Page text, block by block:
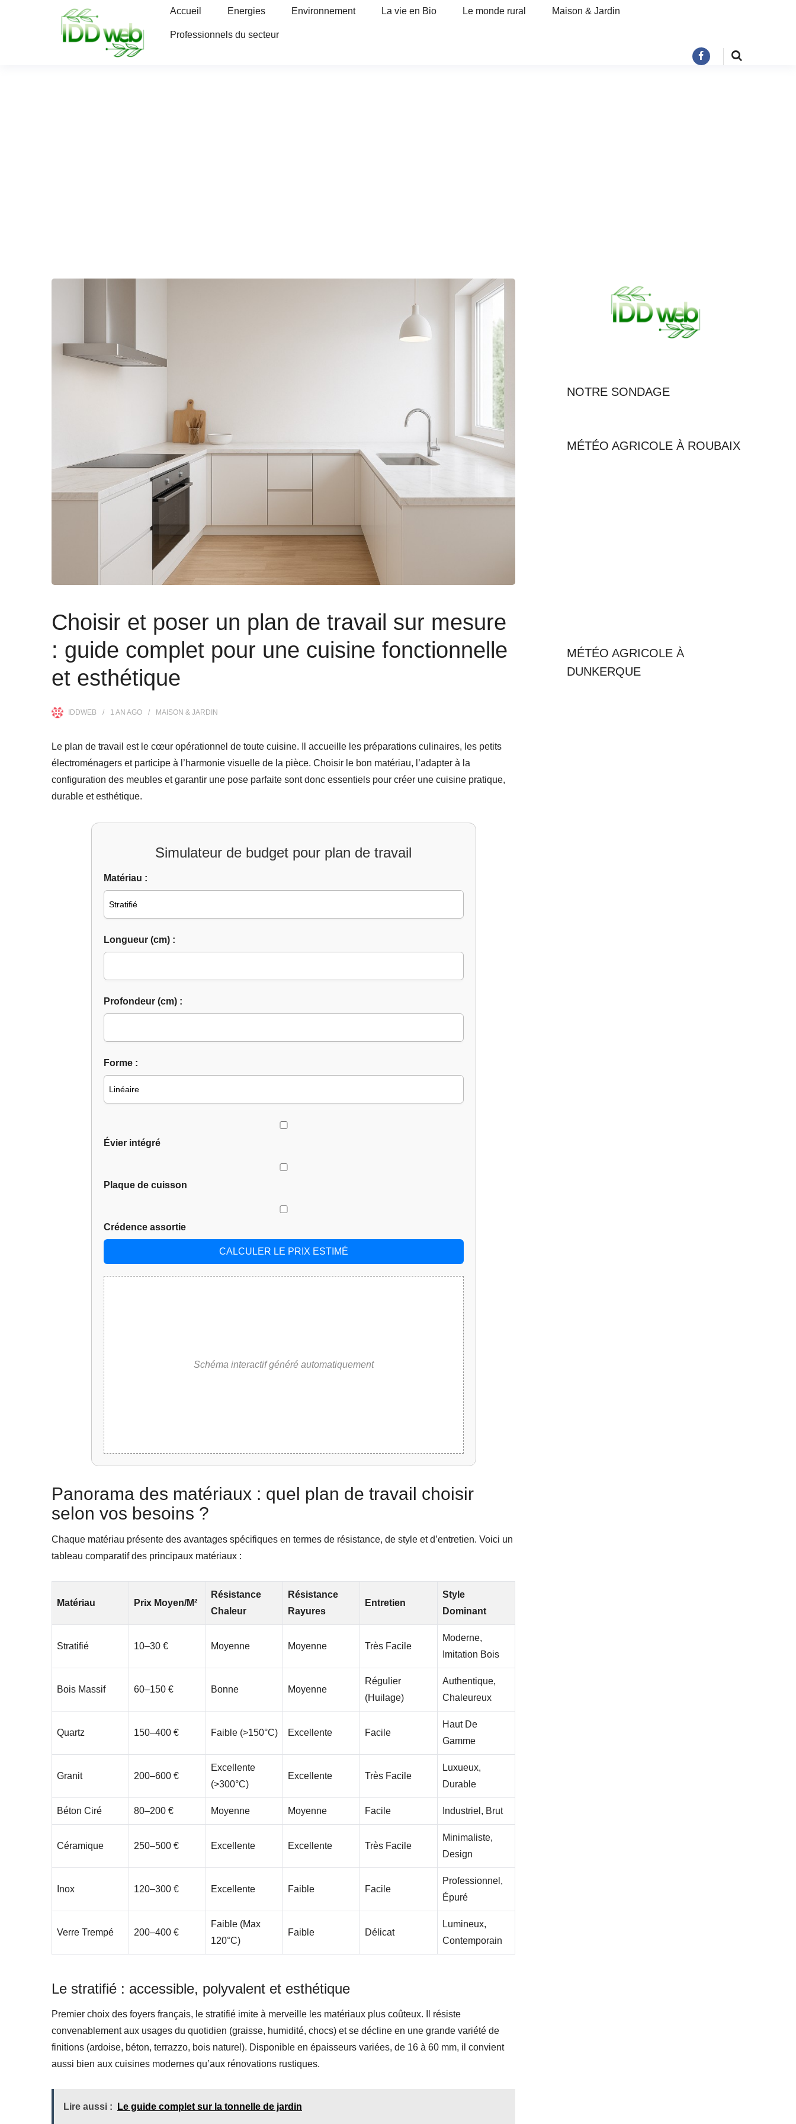
Accueil Energies Environnement La vie en Bio Le monde rural Maison & Jardin
Professionnels du secteur
Choisir et poser un plan de travail sur mesure
: guide complet pour une cuisine fonctionnelle
et esthétique
IDDWEB 1 AN AGO MAISON & JARDIN
Le plan de travail est le cœur opérationnel de toute cuisine. Il accueille les préparations culinaires, les petits
électroménagers et participe à l’harmonie visuelle de la pièce. Choisir le bon matériau, l’adapter à la
configuration des meubles et garantir une pose parfaite sont donc essentiels pour créer une cuisine pratique,
durable et esthétique.
Simulateur de budget pour plan de travail
Matériau :
Longueur (cm) :
Profondeur (cm) :
Forme :
Évier intégré
Plaque de cuisson
Crédence assortie
CALCULER LE PRIX ESTIMÉ
Schéma interactif généré automatiquement
Panorama des matériaux : quel plan de travail choisir
selon vos besoins ?
Chaque matériau présente des avantages spécifiques en termes de résistance, de style et d’entretien. Voici un
tableau comparatif des principaux matériaux :
Matériau Prix Moyen/m²
Résistance
Chaleur
Résistance
Rayures
Entretien
Style
Dominant
Stratifié 10–30 € Moyenne Moyenne Très Facile
Moderne,
Imitation Bois
Bois Massif 60–150 € Bonne Moyenne
Régulier
(huilage)
Authentique,
Chaleureux
Quartz 150–400 € Faible (>150°C) Excellente Facile
Haut De
Gamme
Granit 200–600 €
Excellente
(>300°C)
Excellente Très Facile
Luxueux,
Durable
Béton Ciré 80–200 € Moyenne Moyenne Facile Industriel, Brut
Céramique 250–500 € Excellente Excellente Très Facile
Minimaliste,
Design
Inox 120–300 € Excellente Faible Facile
Professionnel,
Épuré
Verre Trempé 200–400 €
Faible (max
120°C)
Faible Délicat
Lumineux,
Contemporain
Le stratifié : accessible, polyvalent et esthétique
Premier choix des foyers français, le stratifié imite à merveille les matériaux plus coûteux. Il résiste
convenablement aux usages du quotidien (graisse, humidité, chocs) et se décline en une grande variété de
finitions (ardoise, béton, terrazzo, bois naturel). Disponible en épaisseurs variées, de 16 à 60 mm, il convient
aussi bien aux cuisines modernes qu’aux rénovations rustiques.
Lire aussi : Le guide complet sur la tonnelle de jardin
NOTRE SONDAGE
MÉTÉO AGRICOLE À ROUBAIX
MÉTÉO AGRICOLE À
DUNKERQUE